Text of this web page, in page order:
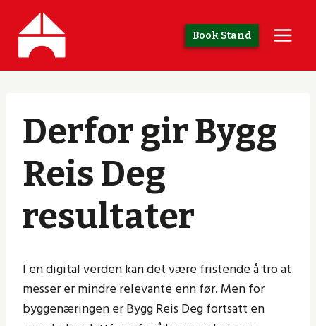
content
Book Stand
Derfor gir Bygg
Reis Deg
resultater
I en digital verden kan det være fristende å tro at
messer er mindre relevante enn før. Men for
byggenæringen er Bygg Reis Deg fortsatt en